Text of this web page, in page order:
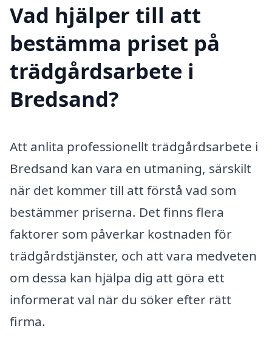
Vad hjälper till att
bestämma priset på
trädgårdsarbete i
Bredsand?
Att anlita professionellt trädgårdsarbete i
Bredsand kan vara en utmaning, särskilt
när det kommer till att förstå vad som
bestämmer priserna. Det finns flera
faktorer som påverkar kostnaden för
trädgårdstjänster, och att vara medveten
om dessa kan hjälpa dig att göra ett
informerat val när du söker efter rätt
firma.